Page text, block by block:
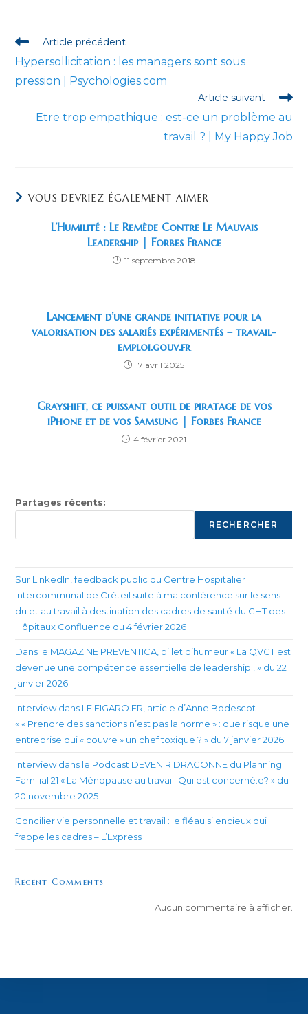
Read
articles
Article précédent
Hypersollicitation : les managers sont sous
pression | Psychologies.com
Article suivant
Etre trop empathique : est-ce un problème au
travail ? | My Happy Job
VOUS DEVRIEZ ÉGALEMENT AIMER
L’Humilité : Le Remède Contre Le Mauvais
Leadership | Forbes France
11 septembre 2018
Lancement d’une grande initiative pour la
valorisation des salariés expérimentés – travail-
emploi.gouv.fr
17 avril 2025
Grayshift, ce puissant outil de piratage de vos
iPhone et de vos Samsung | Forbes France
4 février 2021
Partages récents:
RECHERCHER
Sur LinkedIn, feedback public du Centre Hospitalier
Intercommunal de Créteil suite à ma conférence sur le sens
du et au travail à destination des cadres de santé du GHT des
Hôpitaux Confluence du 4 février 2026
Dans le MAGAZINE PREVENTICA, billet d’humeur « La QVCT est
devenue une compétence essentielle de leadership ! » du 22
janvier 2026
Interview dans LE FIGARO.FR, article d’Anne Bodescot
« « Prendre des sanctions n’est pas la norme » : que risque une
entreprise qui « couvre » un chef toxique ? » du 7 janvier 2026
Interview dans le Podcast DEVENIR DRAGONNE du Planning
Familial 21 « La Ménopause au travail: Qui est concerné.e? » du
20 novembre 2025
Concilier vie personnelle et travail : le fléau silencieux qui
frappe les cadres – L’Express
Recent Comments
Aucun commentaire à afficher.